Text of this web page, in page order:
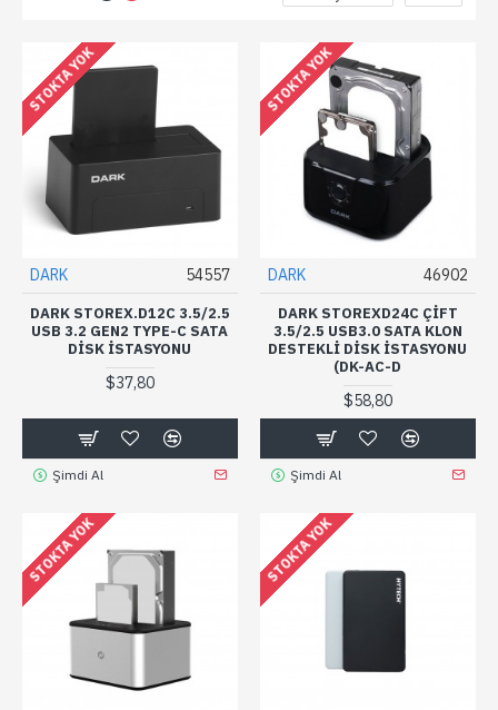
STOKTA YOK
DARK 54557
DARK STOREX.D12C 3.5/2.5
USB 3.2 GEN2 TYPE-C SATA
DISK İSTASYONU
$37,80
Şimdi Al
STOKTA YOK
DARK 46902
DARK STOREXD24C ÇIFT
3.5/2.5 USB3.0 SATA KLON
DESTEKLI DISK İSTASYONU
(DK-AC-D
$58,80
Şimdi Al
STOKTA YOK STOKTA YOK